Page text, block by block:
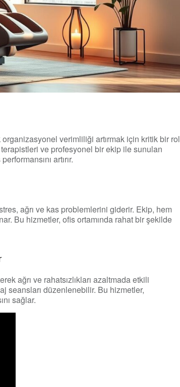
organizasyonel verimliliği artırmak için kritik bir rol
ve profesyonel bir ekip ile sunulan
artırır.
ağrı ve kas problemlerini giderir. Ekip, hem
Bu hizmetler, ofis ortamında rahat bir şekilde
ağrı ve rahatsızlıkları azaltmada etkili
seansları düzenlenebilir. Bu hizmetler,
sağlar.